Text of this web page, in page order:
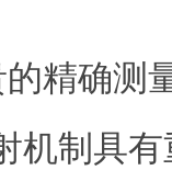
精确测
机制具